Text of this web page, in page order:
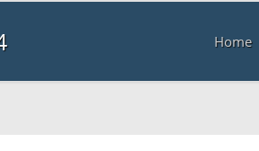
Home